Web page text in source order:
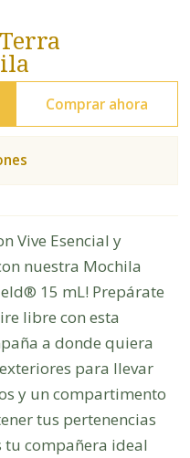
Comprar ahora
Vive Esencial y
nuestra Mochila
15 mL! Prepárate
libre con esta
a donde quiera
para llevar
y un compartimento
tus pertenencias
tu compañera ideal